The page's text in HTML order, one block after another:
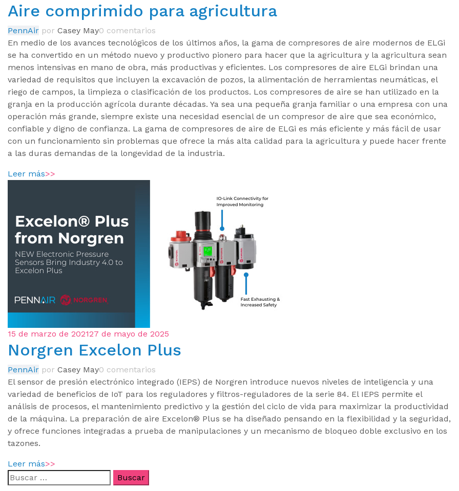
Aire comprimido para agricultura
PennAir por Casey May0 comentarios
En medio de los avances tecnológicos de los últimos años, la gama de compresores de aire modernos de ELGi
se ha convertido en un método nuevo y productivo pionero para hacer que la agricultura y la agricultura sean
menos intensivas en mano de obra, más productivas y eficientes. Los compresores de aire ELGi brindan una
variedad de requisitos que incluyen la excavación de pozos, la alimentación de herramientas neumáticas, el
riego de campos, la limpieza o clasificación de los productos. Los compresores de aire se han utilizado en la
granja en la producción agrícola durante décadas. Ya sea una pequeña granja familiar o una empresa con una
operación más grande, siempre existe una necesidad esencial de un compresor de aire que sea económico,
confiable y digno de confianza. La gama de compresores de aire de ELGi es más eficiente y más fácil de usar
con un funcionamiento sin problemas que ofrece la más alta calidad para la agricultura y puede hacer frente
a las duras demandas de la longevidad de la industria.
Leer más>>
15 de marzo de 202127 de mayo de 2025
Norgren Excelon Plus
PennAir por Casey May0 comentarios
El sensor de presión electrónico integrado (IEPS) de Norgren introduce nuevos niveles de inteligencia y una
variedad de beneficios de IoT para los reguladores y filtros-reguladores de la serie 84. El IEPS permite el
análisis de procesos, el mantenimiento predictivo y la gestión del ciclo de vida para maximizar la productividad
de la máquina. La preparación de aire Excelon® Plus se ha diseñado pensando en la flexibilidad y la seguridad,
y ofrece funciones integradas a prueba de manipulaciones y un mecanismo de bloqueo doble exclusivo en los
tazones.
Leer más>>